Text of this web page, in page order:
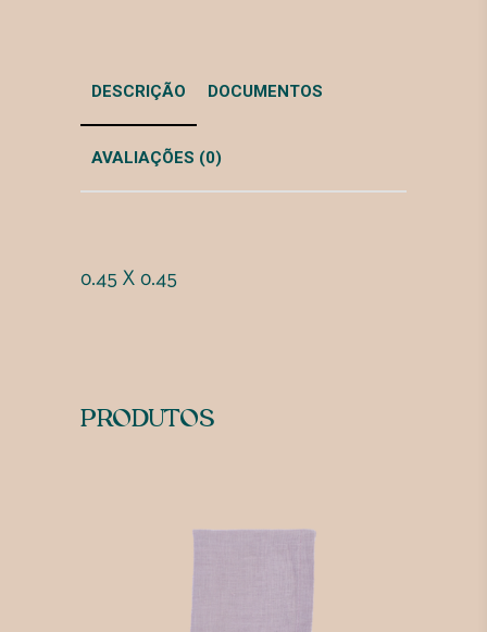
DESCRIÇÃO DOCUMENTOS
AVALIAÇÕES (0)
0.45 X 0.45
PRODUTOS